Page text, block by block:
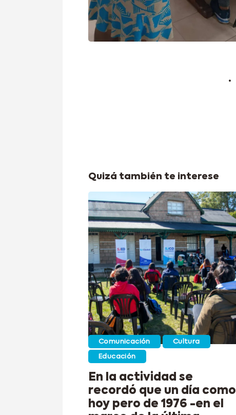
Quizá también te interese
Comunicación Cultura
Educación
En la actividad se
recordó que un día como
hoy pero de 1976 -en el